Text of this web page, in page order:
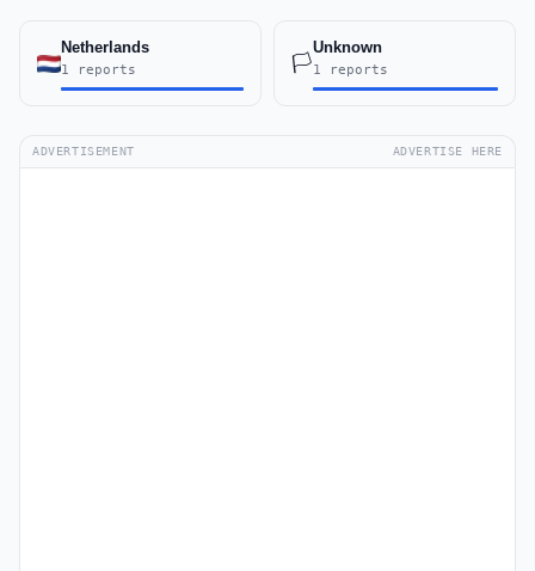
Netherlands
1 reports 🏳️
Unknown
1 reports
ADVERTISEMENT ADVERTISE HERE